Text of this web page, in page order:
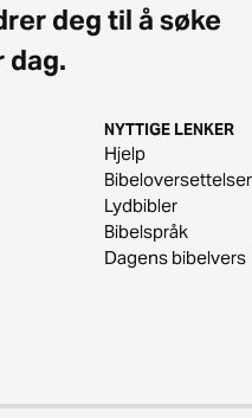
deg til å søke
dag.
NYTTIGE LENKER
Hjelp
Bibeloversettelser
Lydbibler
Bibelspråk
Dagens bibelvers